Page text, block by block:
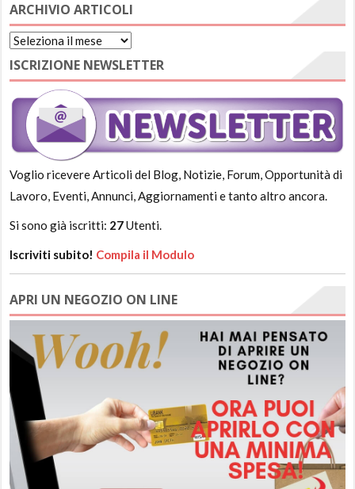
ARCHIVIO ARTICOLI
Archivio
Articoli
ISCRIZIONE NEWSLETTER
Voglio ricevere Articoli del Blog, Notizie, Forum, Opportunità di
Lavoro, Eventi, Annunci, Aggiornamenti e tanto altro ancora.
Si sono già iscritti: 27Utenti.
Iscriviti subito! Compila il Modulo
APRI UN NEGOZIO ON LINE